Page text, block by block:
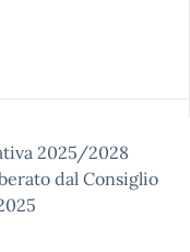
2025/2028
dal Consiglio